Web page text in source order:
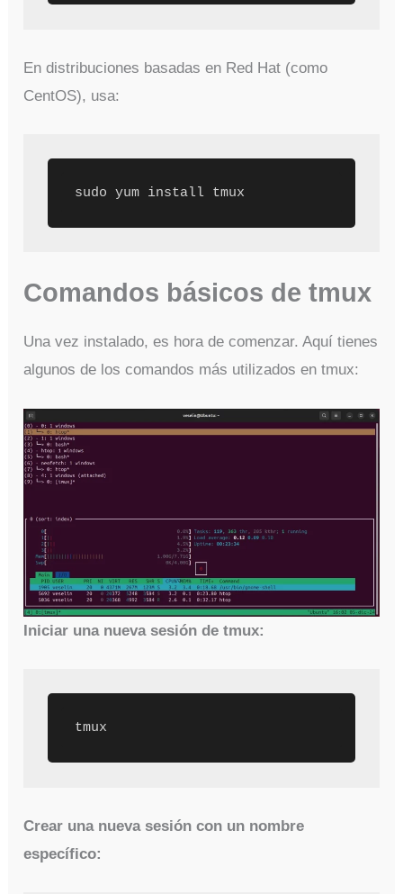
En distribuciones basadas en Red Hat (como
CentOS), usa:
Comandos básicos de tmux
Una vez instalado, es hora de comenzar. Aquí tienes
algunos de los comandos más utilizados en tmux:
Iniciar una nueva sesión de tmux:
tmux
Crear una nueva sesión con un nombre
específico: